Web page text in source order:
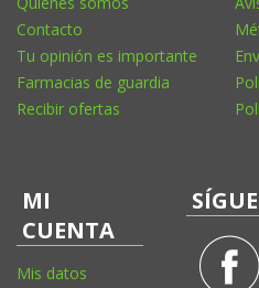
Contacto
Tu opinión es importante
Farmacias de guardia
Recibir ofertas
MI
CUENTA
Mis datos